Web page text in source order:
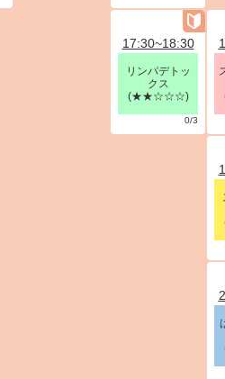
17:30~18:30
リンパデトッ
クス
(★★☆☆☆)
0/3